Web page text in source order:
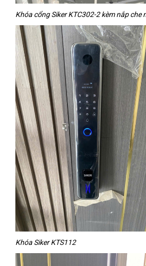
Khóa cổng Siker KTC302-2 kèm nắp che
Khóa Siker KTS112